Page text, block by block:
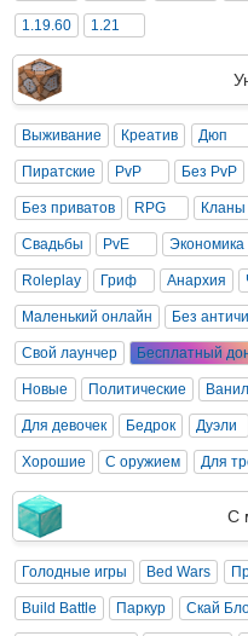
1.19.60 1.21
Выживание Креатив Дюп
Пиратские PvP Без PvP
Без приватов RPG Кланы
Свадьбы PvE Экономика
Roleplay Гриф Анархия
Маленький онлайн Без
Свой лаунчер Бесплатный
Новые Политические
Для девочек Бедрок Дуэли
Хорошие С оружием Для
С
Голодные игры Bed Wars
Build Battle Паркур Скай